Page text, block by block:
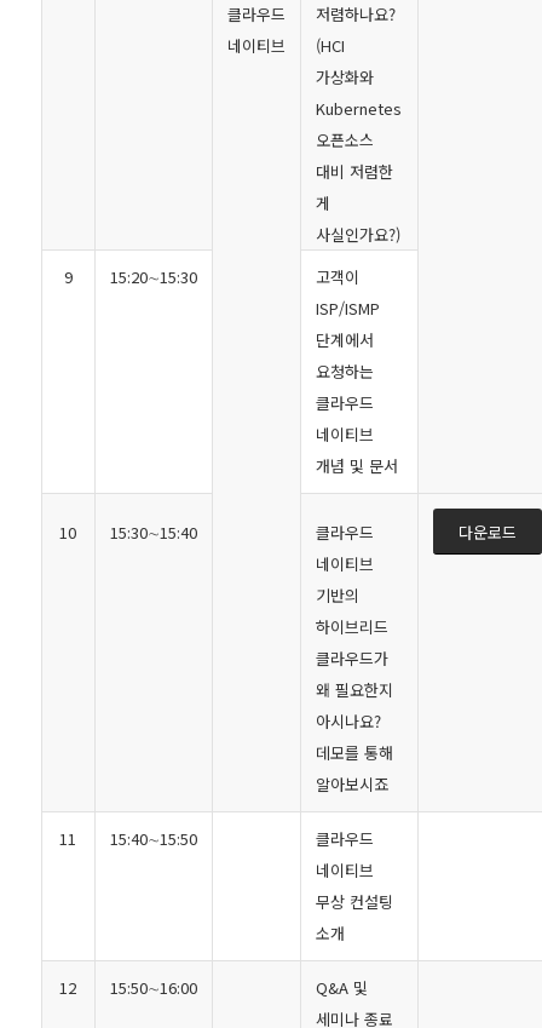
클라우드
네이티브
저렴하나요?
(HCI
가상화와
Kubernetes
오픈소스
대비 저렴한
게
사실인가요?)
9 15:20∼15:30
고객이
ISP/ISMP
단계에서
요청하는
클라우드
네이티브
개념 및 문서
10 15:30∼15:40
클라우드
네이티브
기반의
하이브리드
클라우드가
왜 필요한지
아시나요?
데모를 통해
알아보시죠
다운로드
11 15:40∼15:50
클라우드
네이티브
무상 컨설팅
소개
12 15:50∼16:00
Q&A 및
세미나 종료